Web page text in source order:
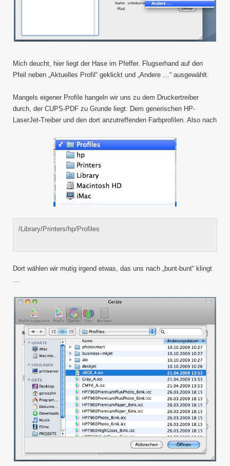
Mich deucht, hier liegt der Hase im Pfeffer. Flugserhand auf den
Pfeil neben „Aktuelles Profil“ geklickt und „Andere …“ ausgewählt.
Mangels eigener Profile hangeln wir uns zu dem Druckertreiber
durch, der CUPS-PDF zu Grunde liegt: Dem generischen HP-
LaserJet-Treiber und den dort anzutreffenden Farbprofilen. Also nach
/Library/Printers/hp/Profiles
Dort wählen wir mutig irgend etwas, das uns nach „bunt-bunt“ klingt
…